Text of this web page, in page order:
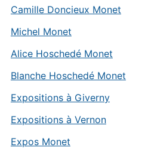
Camille Doncieux Monet
Michel Monet
Alice Hoschedé Monet
Blanche Hoschedé Monet
Expositions à Giverny
Expositions à Vernon
Expos Monet